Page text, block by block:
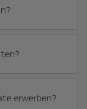
erwerben?